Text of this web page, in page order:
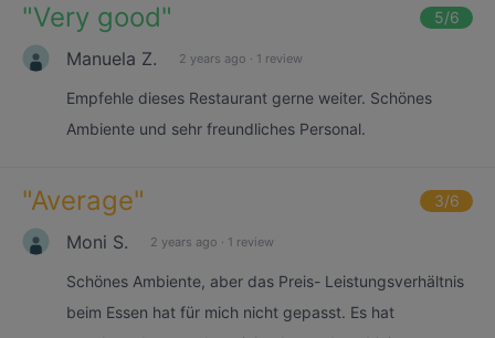
"Very good" 5/6
Manuela Z. 2 years ago · 1 review
Empfehle dieses Restaurant gerne weiter. Schönes
Ambiente und sehr freundliches Personal.
"Average" 3/6
Moni S. 2 years ago · 1 review
Schönes Ambiente, aber das Preis- Leistungsverhältnis
beim Essen hat für mich nicht gepasst. Es hat